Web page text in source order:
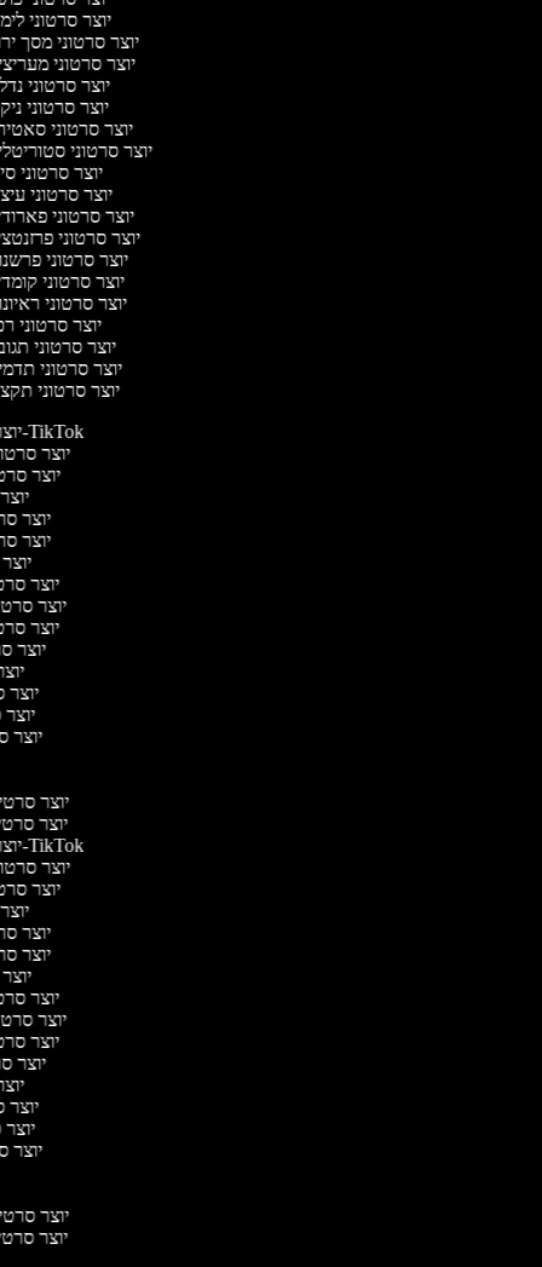
יוצר סרטוני
יוצר סרטוני מסך
יוצר סרטוני
יוצר סרטוני
יוצר סרטוני
יוצר סרטוני
יוצר סרטוני
יוצר סרטוני
יוצר סרטוני
יוצר סרטוני
יוצר סרטוני
יוצר סרטוני
יוצר סרטוני
יוצר סרטוני
יוצר סרטוני
יוצר סרטוני
יוצר סרטוני
יוצר סרטוני
יוצר סרטונים ל-TikTok
יוצר
יוצר
יוצר
יוצר
יוצר
יוצר
יוצר
יוצר
יוצר
יוצר
יוצר
יוצר
יוצר
יוצר סרטונים ל-TikTok
יוצר
יוצר
יוצר
יוצר
יוצר
יוצר
יוצר
יוצר
יוצר
יוצר
יוצר
יוצר
יוצר